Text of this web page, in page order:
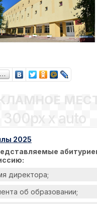
300px x auto
2025
директора;
об образовании;